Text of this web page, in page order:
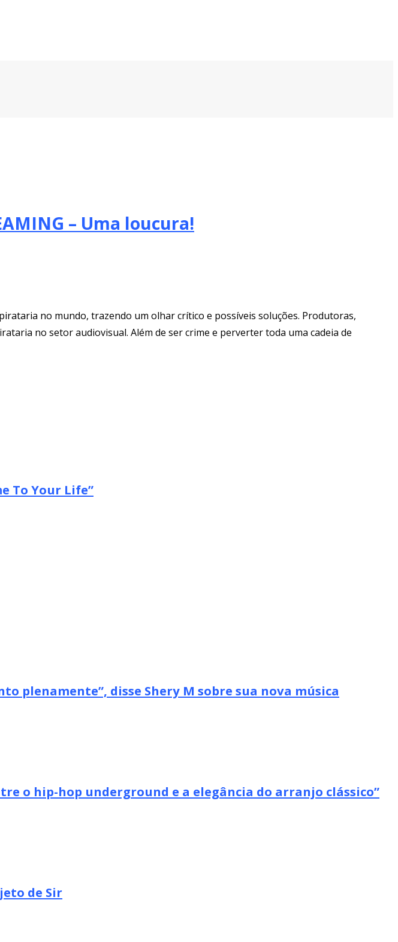
– Uma loucura!
no mundo, trazendo um olhar crítico e possíveis soluções. Produtoras,
no setor audiovisual. Além de ser crime e perverter toda uma cadeia de
To Your Life”
plenamente”, disse Shery M sobre sua nova música
o hip-hop underground e a elegância do arranjo clássico”
de Sir